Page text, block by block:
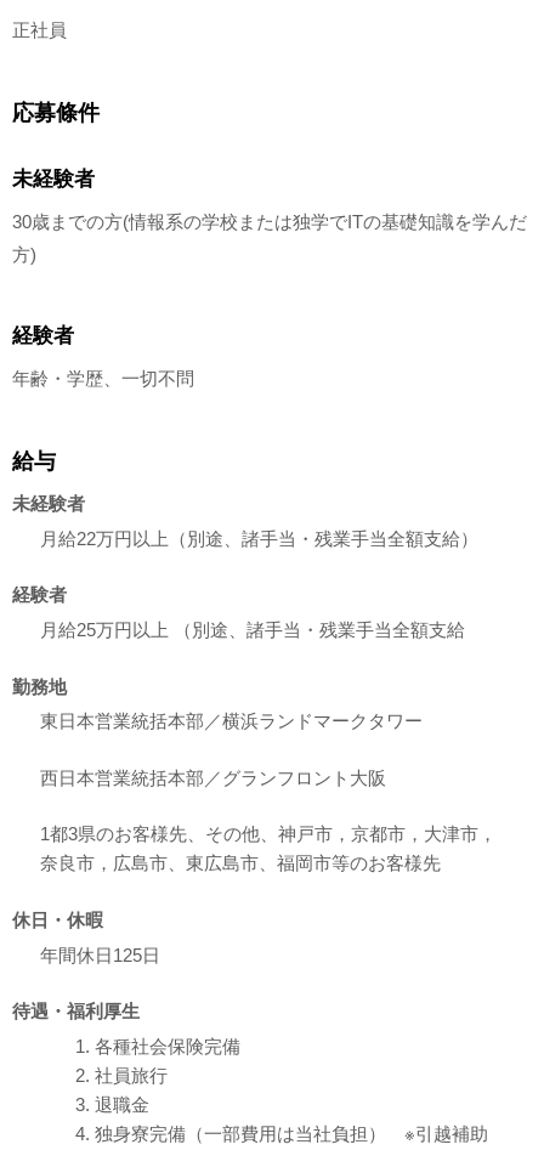
正社員
応募條件
未経験者
30歳までの方(情報系の学校または独学でITの基礎知識を学んだ
方)
経験者
年齢・学歴、一切不問
給与
未経験者
月給22万円以上（別途、諸手当・残業手当全額支給）
経験者
月給25万円以上 （別途、諸手当・残業手当全額支給
勤務地
東日本営業統括本部／横浜ランドマークタワー
西日本営業統括本部／グランフロント大阪
1都3県のお客様先、その他、神戸市，京都市，大津市，
奈良市，広島市、東広島市、福岡市等のお客様先
休日・休暇
年間休日125日
待遇・福利厚生
各種社会保険完備
社員旅行
退職金
独身寮完備（一部費用は当社負担） ※引越補助